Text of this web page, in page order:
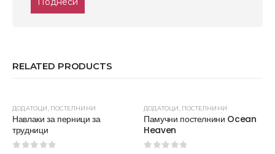
RELATED PRODUCTS
ДОДАТОЦИ , ПОСТЕЛНИНИ
Навлаки за перници за
трудници
ДОДАТОЦИ , ПОСТЕЛНИНИ
Памучни постелнини Ocean
Heaven